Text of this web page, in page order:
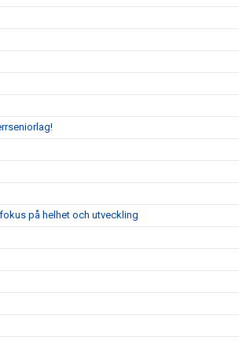
på helhet och utveckling